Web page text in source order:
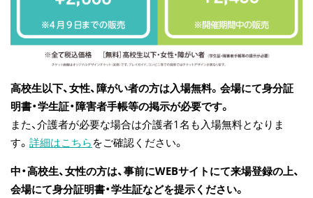
高校生以下、女性、障がい者の方は入場無料。会場にて身分証
明書・学生証・障害者手帳等の掲示が必要です。
また、介護者が必要な場合は介護者1名も入場無料となりま
す。 詳細はこちらをご確認ください。
中・高校生、女性の方は、事前にWEBサイトにて来場登録の上、
会場にて身分証明書・学生証などを提示ください。